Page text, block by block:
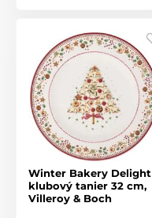
Winter Bakery Delight
klubový tanier 32 cm,
Villeroy & Boch